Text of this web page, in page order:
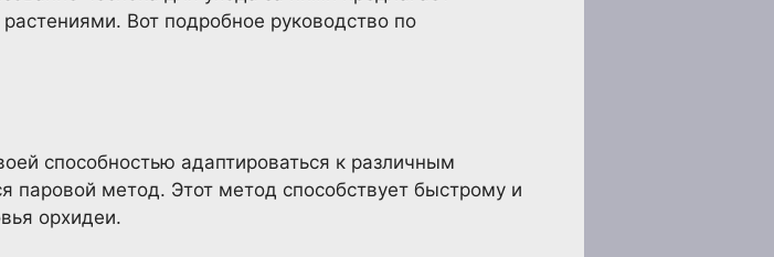
Вот подробное руководство по
способностью адаптироваться к различным
метод. Этот метод способствует быстрому и
орхидеи.